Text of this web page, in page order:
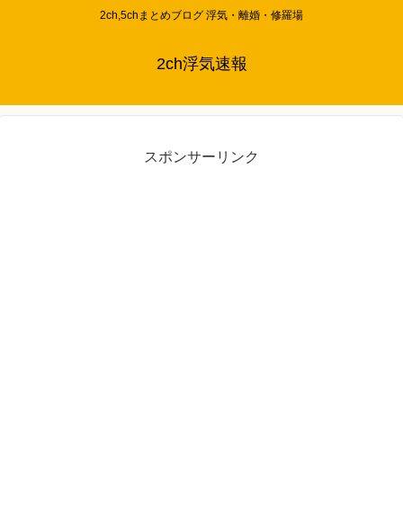
2ch,5chまとめブログ 浮気・離婚・修羅場
2ch浮気速報
スポンサーリンク